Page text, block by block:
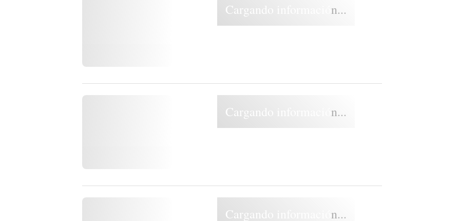
Cargando información...
Cargando información...
Cargando información...